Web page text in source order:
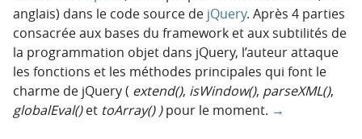
anglais) dans le code source de jQuery. Après 4 parties
consacrée aux bases du framework et aux subtilités de
la programmation objet dans jQuery, l’auteur attaque
les fonctions et les méthodes principales qui font le
charme de jQuery ( extend(), isWindow(), parseXML(),
globalEval()et toArray() )pour le moment. →